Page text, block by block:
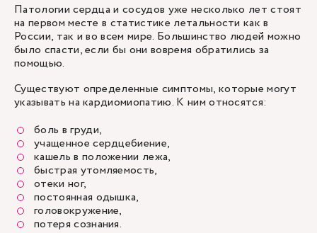
Патологии сердца и сосудов уже несколько лет стоят
на первом месте в статистике летальности как в
России, так и во всем мире. Большинство людей можно
было спасти, если бы они вовремя обратились за
помощью.
Существуют определенные симптомы, которые могут
указывать на кардиомиопатию. К ним относятся:
боль в груди,
учащенное сердцебиение,
кашель в положении лежа,
быстрая утомляемость,
отеки ног,
постоянная одышка,
головокружение,
потеря сознания.